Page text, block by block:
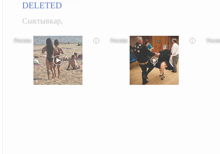
DELETED
Сыктывкар,
i i